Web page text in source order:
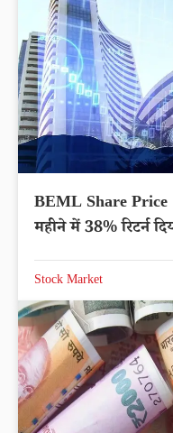
BEML Share Price
महीने में 38% रिटर्न
Stock Market